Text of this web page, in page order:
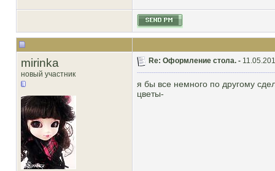
mirinka
новый участник
Re: Оформление стола. -
я бы все немного по другому
цветы-